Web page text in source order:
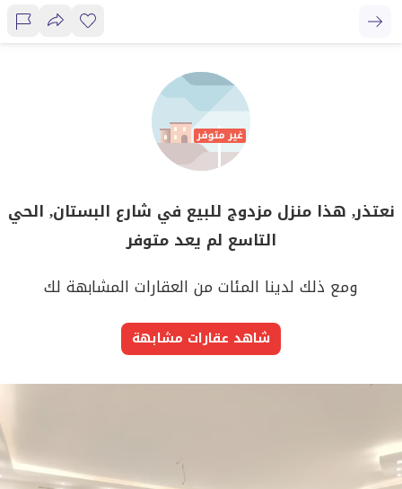
نعتذر, هذا منزل مزدوج للبيع في شارع البستان, الحي
التاسع لم يعد متوفر
ومع ذلك لدينا المئات من العقارات المشابهة لك
شاهد عقارات مشابهة